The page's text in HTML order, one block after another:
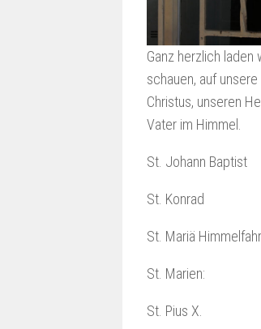
Ganz herzlich laden
schauen, auf
Christus, unseren
Vater im Himmel.
St. Johann
St. Konrad
St. Mariä
St. Marien:
St. Pius X.